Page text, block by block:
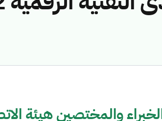
والمختصين هيئة